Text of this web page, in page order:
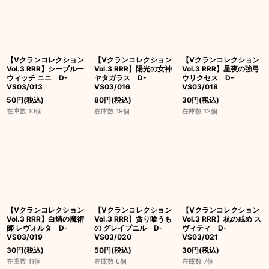
【Vクランコレクション
Vol.3 RRR】シーブルー
ウィッチ ニニ D-
VS03/013
50円(税込)
在庫数 10個
【Vクランコレクション
Vol.3 RRR】陽光の女神
ヤタガラス D-
VS03/016
80円(税込)
在庫数 19個
【Vクランコレクション
Vol.3 RRR】星夜の強弓
ウリクセス D-
VS03/018
30円(税込)
在庫数 12個
【Vクランコレクション
Vol.3 RRR】白燐の魔術
師 レヴォルタ D-
VS03/019
30円(税込)
在庫数 11個
【Vクランコレクション
Vol.3 RRR】貪り喰うも
の グレイプニル D-
VS03/020
50円(税込)
在庫数 6個
【Vクランコレクション
Vol.3 RRR】杭の戒め ス
ヴィティ D-
VS03/021
30円(税込)
在庫数 7個